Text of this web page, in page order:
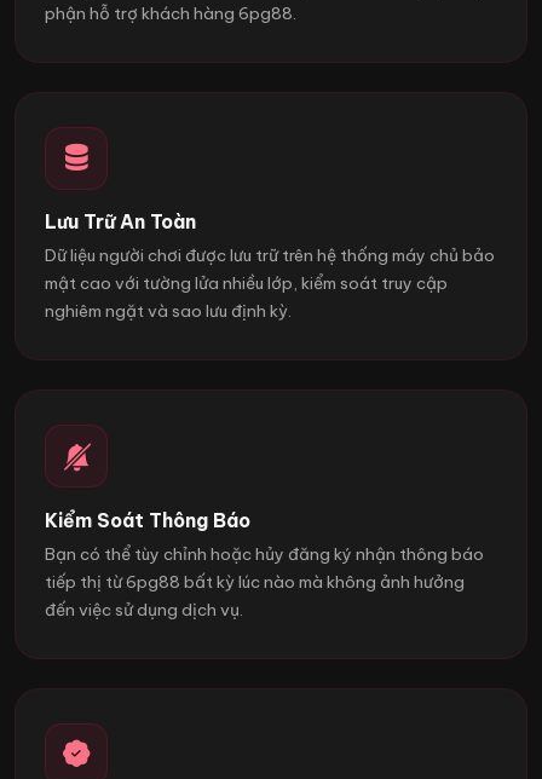
phận hỗ trợ khách hàng 6pg88.
Lưu Trữ An Toàn
Dữ liệu người chơi được lưu trữ trên hệ thống máy chủ bảo
mật cao với tường lửa nhiều lớp, kiểm soát truy cập
nghiêm ngặt và sao lưu định kỳ.
Kiểm Soát Thông Báo
Bạn có thể tùy chỉnh hoặc hủy đăng ký nhận thông báo
tiếp thị từ 6pg88 bất kỳ lúc nào mà không ảnh hưởng
đến việc sử dụng dịch vụ.